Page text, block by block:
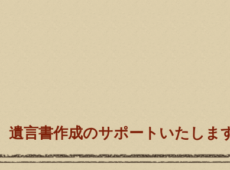
遺言書作成のサポートいたしま